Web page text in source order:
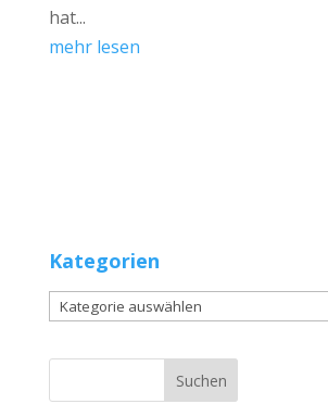
hat...
mehr lesen
Kategorien
Kategorien